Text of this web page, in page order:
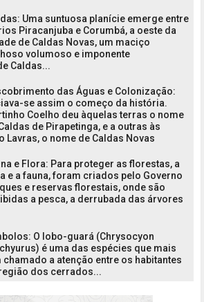
Uma suntuosa planície emerge entre
Piracanjuba e Corumbá, a oeste da
de Caldas Novas, um maciço
volumoso e imponente
Caldas...
das Águas e Colonização:
se assim o começo da história.
Coelho deu àquelas terras o nome
de Pirapetinga, e a outras às
Lavras, o nome de Caldas Novas
e Flora: Para proteger as florestas, a
e a fauna, foram criados pelo Governo
e reservas florestais, onde são
a pesca, a derrubada das árvores
O lobo-guará (Chrysocyon
é uma das espécies que mais
chamado a atenção entre os habitantes
dos cerrados...